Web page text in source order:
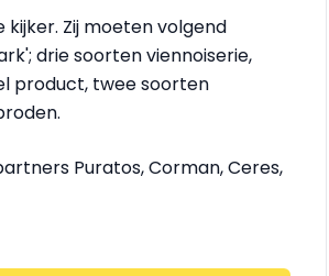
Zij moeten volgend
drie soorten viennoiserie,
product, twee soorten
Puratos, Corman, Ceres,